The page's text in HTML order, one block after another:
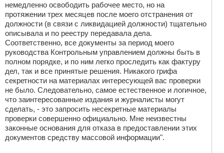
немедленно освободить рабочее место, но на
протяжении трех месяцев после моего отстранения от
должности (в связи с ликвидацией должности) тщательно
описывала и по реестру передавала дела.
Соответственно, все документы за период моего
руководства Контрольным управлением должны быть в
полном порядке, и по ним легко проследить как фактуру
дел, так и все принятые решения. Никакого грифа
секретности на материалах интересующей вас проверки
не было. Следовательно, самое естественное и логичное,
что заинтересованные издания и журналисты могут
сделать, - это запросить несекретные материалы
проверки совершенно официально. Мне неизвестны
законные основания для отказа в предоставлении этих
документов средству массовой информации".